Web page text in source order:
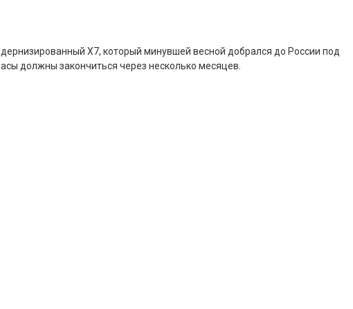
X7, который минувшей весной добрался до России под
должны закончиться через несколько месяцев.